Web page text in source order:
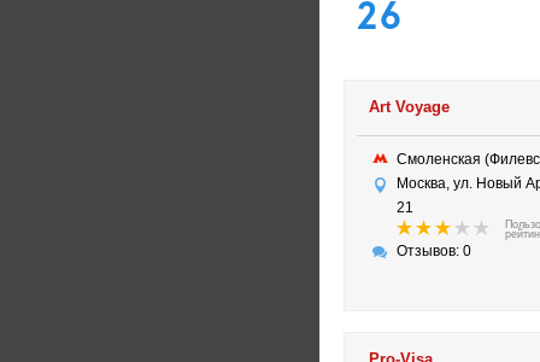
26
Art Voyage
Смоленская
Москва, ул. Новый
21
Отзывов: 0